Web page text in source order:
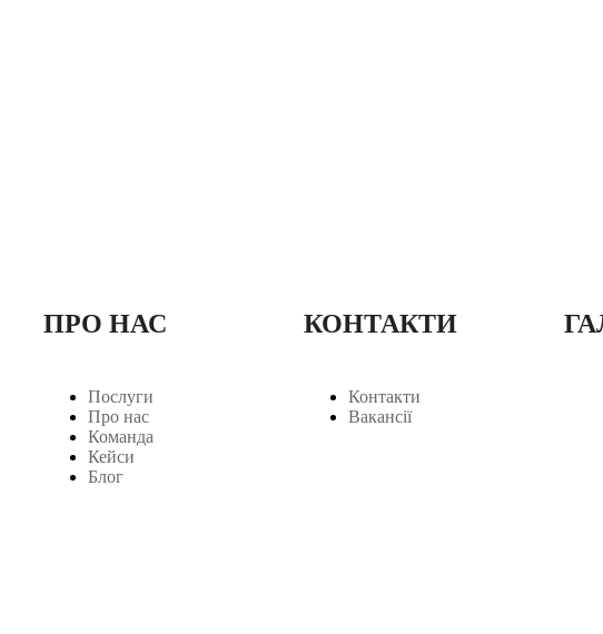
ПРО НАС
Послуги
Про нас
Команда
Кейси
Блог
КОНТАКТИ
Контакти
Вакансії